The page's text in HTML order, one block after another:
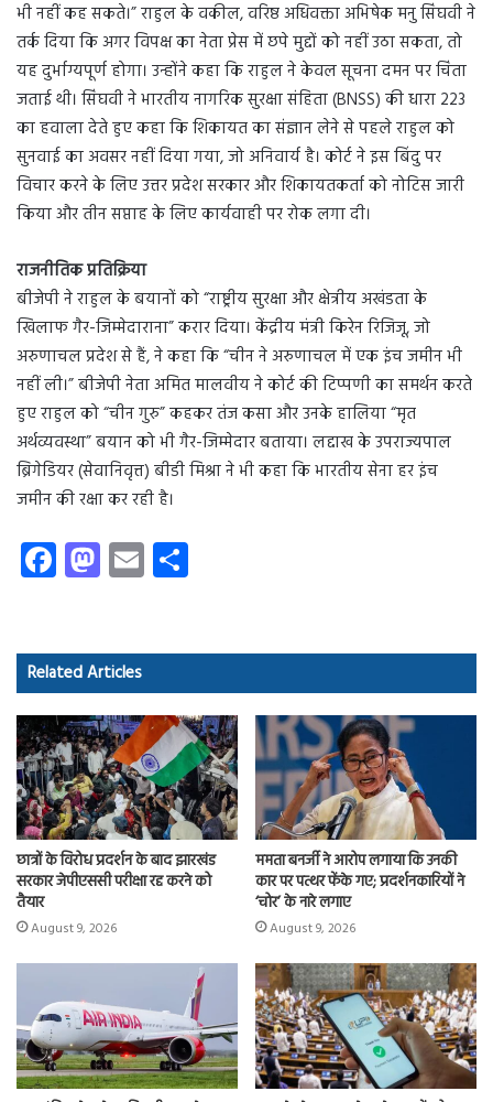
भी नहीं कह सकते।” राहुल के वकील, वरिष्ठ अधिवक्ता अभिषेक मनु सिंघवी ने
तर्क दिया कि अगर विपक्ष का नेता प्रेस में छपे मुद्दों को नहीं उठा सकता, तो
यह दुर्भाग्यपूर्ण होगा। उन्होंने कहा कि राहुल ने केवल सूचना दमन पर चिंता
जताई थी। सिंघवी ने भारतीय नागरिक सुरक्षा संहिता (BNSS) की धारा 223
का हवाला देते हुए कहा कि शिकायत का संज्ञान लेने से पहले राहुल को
सुनवाई का अवसर नहीं दिया गया, जो अनिवार्य है। कोर्ट ने इस बिंदु पर
विचार करने के लिए उत्तर प्रदेश सरकार और शिकायतकर्ता को नोटिस जारी
किया और तीन सप्ताह के लिए कार्यवाही पर रोक लगा दी।
राजनीतिक प्रतिक्रिया
बीजेपी ने राहुल के बयानों को “राष्ट्रीय सुरक्षा और क्षेत्रीय अखंडता के
खिलाफ गैर-जिम्मेदाराना” करार दिया। केंद्रीय मंत्री किरेन रिजिजू, जो
अरुणाचल प्रदेश से हैं, ने कहा कि “चीन ने अरुणाचल में एक इंच जमीन भी
नहीं ली।” बीजेपी नेता अमित मालवीय ने कोर्ट की टिप्पणी का समर्थन करते
हुए राहुल को “चीन गुरु” कहकर तंज कसा और उनके हालिया “मृत
अर्थव्यवस्था” बयान को भी गैर-जिम्मेदार बताया। लद्दाख के उपराज्यपाल
ब्रिगेडियर (सेवानिवृत्त) बीडी मिश्रा ने भी कहा कि भारतीय सेना हर इंच
जमीन की रक्षा कर रही है।
Fa
ce
o
ok
M
as
d
o
n
E
m
Related Articles
छात्रों के विरोध प्रदर्शन के बाद झारखंड
सरकार जेपीएससी परीक्षा रद्द करने को
तैयार
August 9, 2026
ममता बनर्जी ने आरोप लगाया कि उनकी
कार पर पत्थर फेंके गए; प्रदर्शनकारियों ने
‘चोर’ के नारे लगाए
August 9, 2026